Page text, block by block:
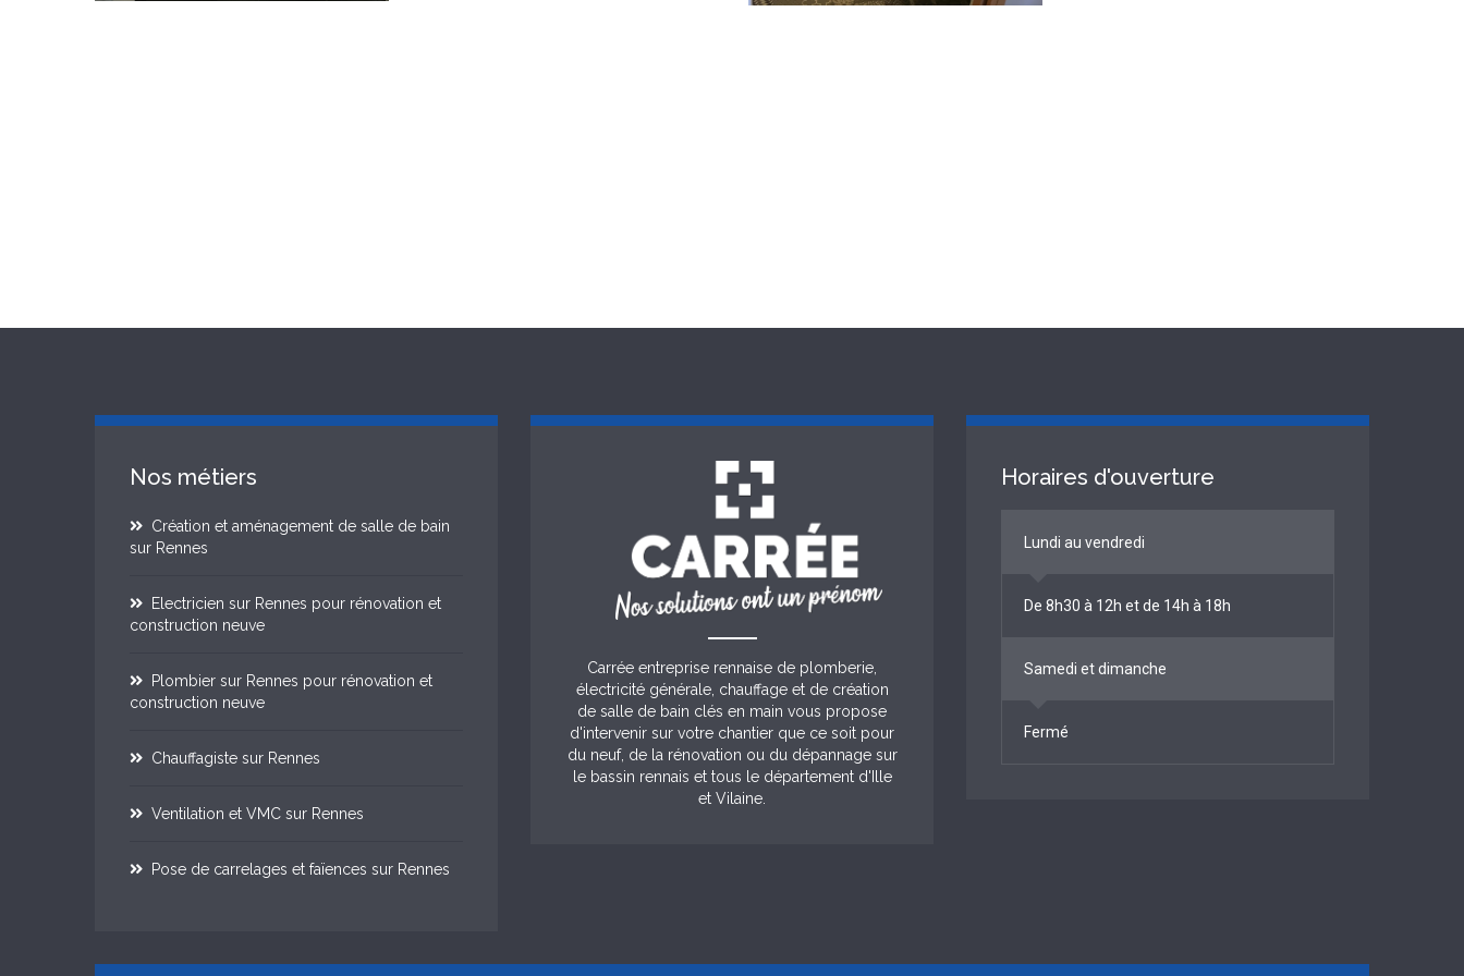
Nos métiers
Création et aménagement de salle de bain
sur Rennes
Electricien sur Rennes pour rénovation et
construction neuve
Plombier sur Rennes pour rénovation et
construction neuve
Chauffagiste sur Rennes
Ventilation et VMC sur Rennes
Pose de carrelages et faïences sur Rennes
Carrée entreprise rennaise de plomberie,
électricité générale, chauffage et de création
de salle de bain clés en main vous propose
d'intervenir sur votre chantier que ce soit pour
du neuf, de la rénovation ou du dépannage sur
le bassin rennais et tous le département d'Ille
et Vilaine.
Horaires d'ouverture
Lundi au vendredi
De 8h30 à 12h et de 14h à 18h
Samedi et dimanche
Fermé